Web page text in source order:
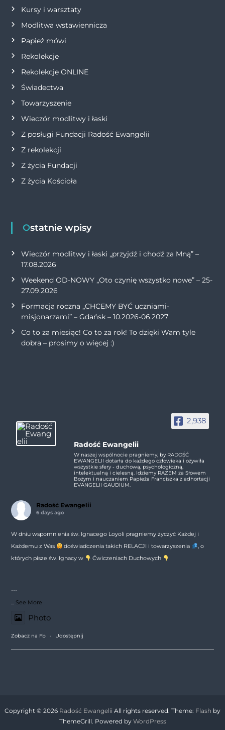
p
i
s
u
Kursy i warsztaty
Modlitwa wstawiennicza
Papież mówi
Rekolekcje
Rekolekcje ONLINE
Świadectwa
Towarzyszenie
Wieczór modlitwy i łaski
Z posługi Fundacji Radość Ewangelii
Z rekolekcji
Z życia Fundacji
Z życia Kościoła
Ostatnie wpisy
Wieczór modlitwy i łaski „przyjdź i chodź za Mną” –
17.08.2026
Weekend OD-NOWY „Oto czynię wszystko nowe” – 25-
27.09.2026
Formacja roczna „CHCEMY BYĆ uczniami-
misjonarzami” – Gdańsk – 10.2026-06.2027
Co to za miesiąc! Co to za rok! To dzięki Wam tyle
dobra – prosimy o więcej :)
2,938
Radość Ewangelii
W naszej wspólnocie pragniemy, by RADOŚĆ
EWANGELII dotarła do każdego człowieka i ożywiła
wszystkie sfery - duchową, psychologiczną,
intelektualną i cielesną. Idziemy RAZEM za Słowem
Bożym i nauczaniem Papieża Franciszka z adhortacji
EVANGELII GAUDIUM.
Radość Ewangelii
6 days ago
W dniu wspomnienia św. Ignacego Loyoli pragniemy życzyć Każdej i
Każdemu z Was
doświadczenia takich RELACJI i towarzyszenia
, o
których pisze św. Ignacy w
Ćwiczeniach Duchowych
---
See More
Photo
Zobacz na Fb · Udostępnij
Copyright © 2026 Radość Ewangelii All rights reserved. Theme: Flash by
ThemeGrill. Powered by WordPress